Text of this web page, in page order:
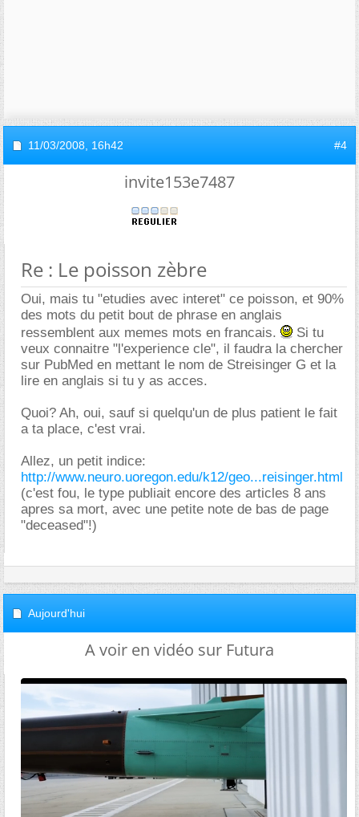
11/03/2008, 16h42 #4
invite153e7487
Re : Le poisson zèbre
Oui, mais tu "etudies avec interet" ce poisson, et 90%
des mots du petit bout de phrase en anglais
ressemblent aux memes mots en francais.
Si tu
veux connaitre "l'experience cle", il faudra la chercher
sur PubMed en mettant le nom de Streisinger G et la
lire en anglais si tu y as acces.
Quoi? Ah, oui, sauf si quelqu'un de plus patient le fait
a ta place, c'est vrai.
Allez, un petit indice:
http://www.neuro.uoregon.edu/k12/geo...reisinger.html
(c'est fou, le type publiait encore des articles 8 ans
apres sa mort, avec une petite note de bas de page
"deceased"!)
Aujourd'hui
A voir en vidéo sur Futura